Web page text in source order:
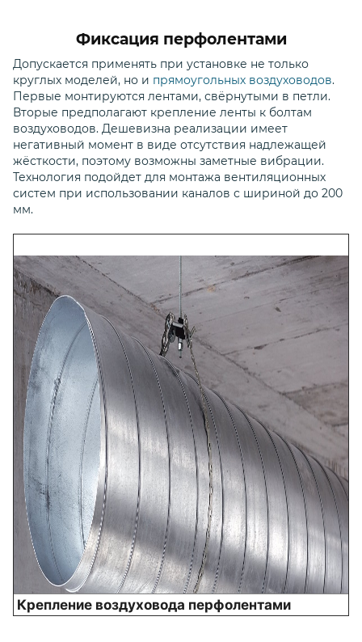
Фиксация перфолентами
Допускается применять при установке не только
круглых моделей, но и прямоугольных воздуховодов.
Первые монтируются лентами, свёрнутыми в петли.
Вторые предполагают крепление ленты к болтам
воздуховодов. Дешевизна реализации имеет
негативный момент в виде отсутствия надлежащей
жёсткости, поэтому возможны заметные вибрации.
Технология подойдет для монтажа вентиляционных
систем при использовании каналов с шириной до 200
мм.
Крепление воздуховода перфолентами